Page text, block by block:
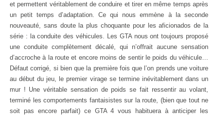
et permettent véritablement de conduire et tirer en même temps après
un petit temps d’adaptation. Ce qui nous emmène à la seconde
nouveauté, sans doute la plus choquante pour les aficionados de la
série : la conduite des véhicules. Les GTA nous ont toujours proposé
une conduite complètement décalé, qui n’offrait aucune sensation
d’accroche à la route et encore moins de sentir le poids du véhicule…
Défaut corrigé, si bien que la première fois que l’on prends une voiture
au début du jeu, le premier virage se termine inévitablement dans un
mur ! Une véritable sensation de poids se fait ressentir au volant,
terminé les comportements fantaisistes sur la route, (bien que tout ne
soit pas encore parfait) ce GTA 4 vous habituera à anticiper les